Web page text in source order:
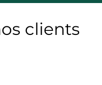
clients